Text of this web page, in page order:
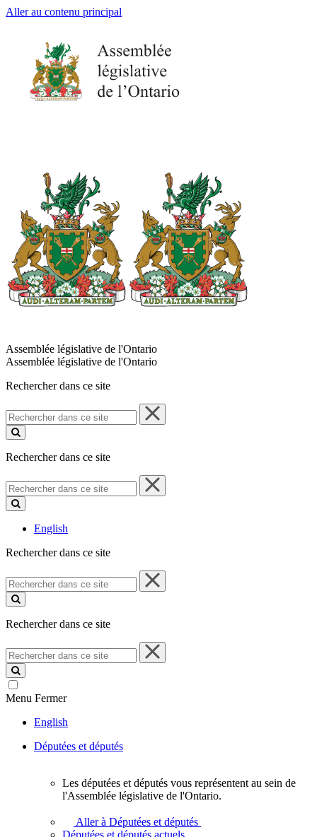
Aller au contenu principal
Assemblée législative de l'Ontario
Assemblée législative de l'Ontario
Rechercher dans ce site
Rechercher
dans
ce
Rechercher dans ce site
Rechercher
dans
ce
English
Rechercher dans ce site
Rechercher
dans
ce
Rechercher dans ce site
Rechercher
dans
ce
site
Menu Fermer
English
Députées et députés
députés
Les députées et députés vous représentent au sein de
l'Assemblée législative de l'Ontario.
Aller à Députées et députés
Députées et députés actuels